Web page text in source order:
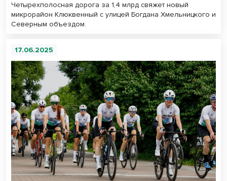
Четырехполосная дорога за 1,4 млрд свяжет новый
микрорайон Клюквенный с улицей Богдана Хмельницкого и
Северным объездом.
17.06.2025